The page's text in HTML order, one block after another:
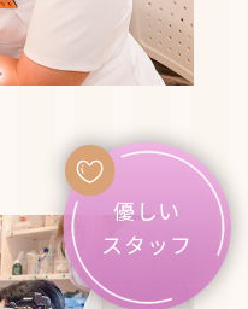
優しい
スタッフ